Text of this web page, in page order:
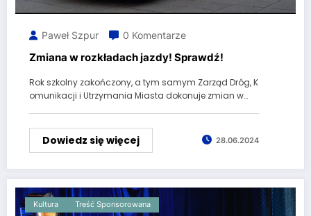
Paweł Szpur 0 Komentarze
Zmiana w rozkładach jazdy! Sprawdź!
Rok szkolny zakończony, a tym samym Zarząd Dróg, K
omunikacji i Utrzymania Miasta dokonuje zmian w…
Dowiedz się więcej 28.06.2024
Kultura Treść Sponsorowana